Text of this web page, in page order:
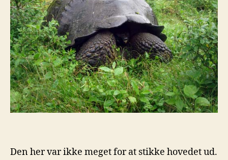
Den her var ikke meget for at stikke hovedet ud.